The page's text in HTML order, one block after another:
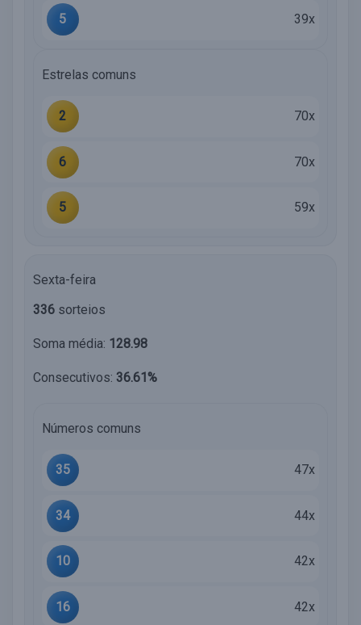
5 39x
Estrelas comuns
2 70x
6 70x
5 59x
Sexta-feira
336 sorteios
Soma média: 128.98
Consecutivos: 36.61%
Números comuns
35 47x
34 44x
10 42x
16 42x